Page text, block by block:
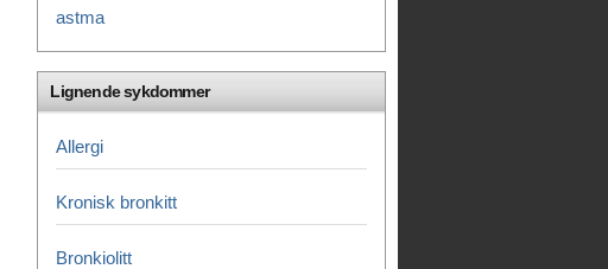
astma
Lignende sykdommer
Allergi
Kronisk bronkitt
Bronkiolitt